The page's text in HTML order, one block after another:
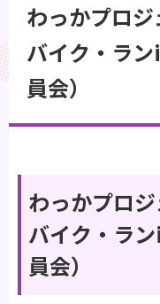
で
す
わっかプロ
バイク・ラ
員会）
わっかプロ
バイク・ラ
員会）